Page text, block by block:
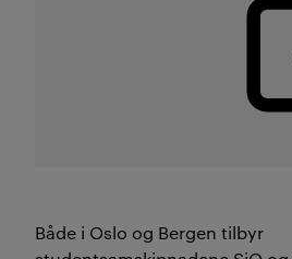
Både i Oslo og Bergen tilbyr